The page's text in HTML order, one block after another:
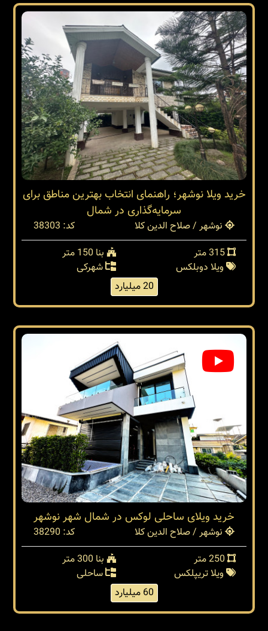
خرید ویلا نوشهر؛ راهنمای انتخاب بهترین مناطق برای
سرمایه‌گذاری در شمال
نوشهر / صلاح الدین کلا
کد: 38303
بنا 150 متر
ویلا دوبلکس
شهرکی
20 میلیارد
خرید ویلای ساحلی لوکس در شمال شهر نوشهر
نوشهر / صلاح الدین کلا
کد: 38290
بنا 300 متر
ویلا تریپلکس
ساحلی
60 میلیارد